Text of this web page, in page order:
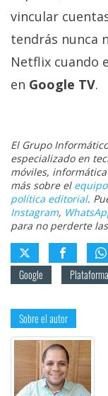
vincular
tendrás nunca
Netflix cuando
en Google TV.
El Grupo
especializado en
móviles,
más sobre el
política editorial.
Instagram,
para no perderte
Google
Sobre el autor